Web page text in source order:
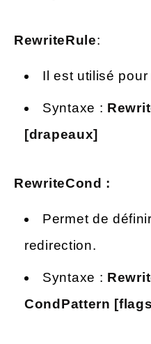
RewriteRule:
Il est utilisé
Syntaxe :
[drapeaux]
RewriteCond :
Permet de
redirection.
Syntaxe :
CondPattern